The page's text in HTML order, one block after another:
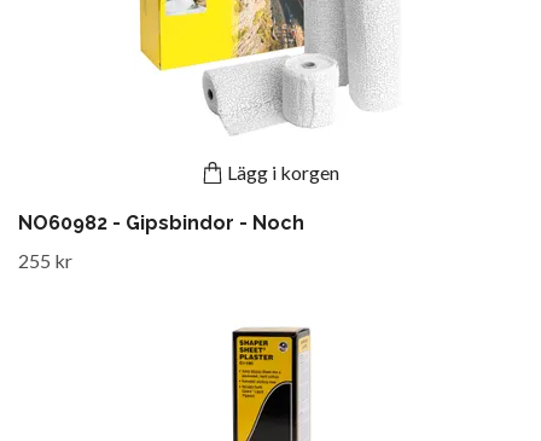
Lägg i korgen
NO60982 - Gipsbindor - Noch
255 kr